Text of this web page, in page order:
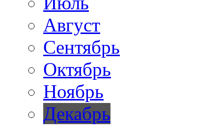
Август
Сентябрь
Октябрь
Ноябрь
Декабрь